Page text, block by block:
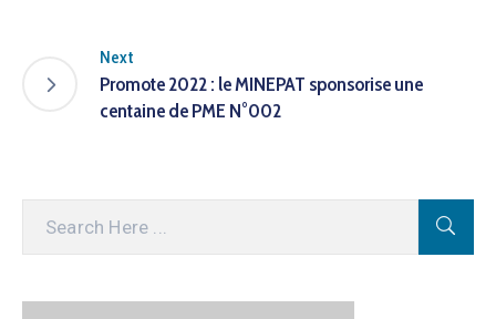
Next
Promote 2022 : le MINEPAT sponsorise une
centaine de PME N°002